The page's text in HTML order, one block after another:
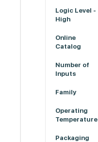
Logic Level -
High
Online
Catalog
Number of
Inputs
Family
Operating
Temperature
Packaging